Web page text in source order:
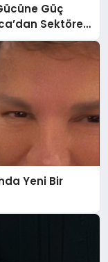
Güç
Sektöre
Yeni Bir